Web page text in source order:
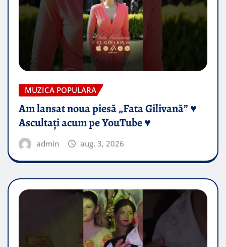
MUZICA POPULARA
Am lansat noua piesă „Fata Gilivană” ♥️
Ascultați acum pe YouTube ♥️
admin aug. 3, 2026